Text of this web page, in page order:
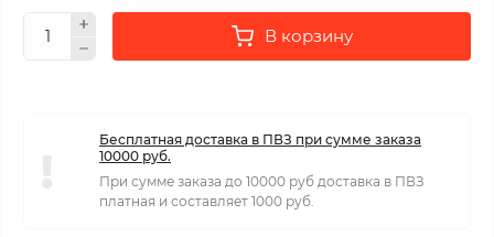
В корзину
Бесплатная доставка в ПВЗ при сумме заказа
10000 руб.
При сумме заказа до 10000 руб доставка в ПВЗ
платная и составляет 1000 руб.